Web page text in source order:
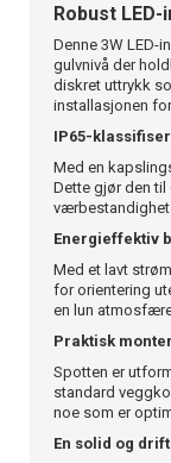
Robust
Denne 3W
gulvnivå der
diskret uttrykk
installasjonen
IP65-
Med en
Dette gjør den
værbestandighet
Energieffektiv
Med et lavt
for orientering
en lun
Praktisk
Spotten er
standard
noe som er
En solid og